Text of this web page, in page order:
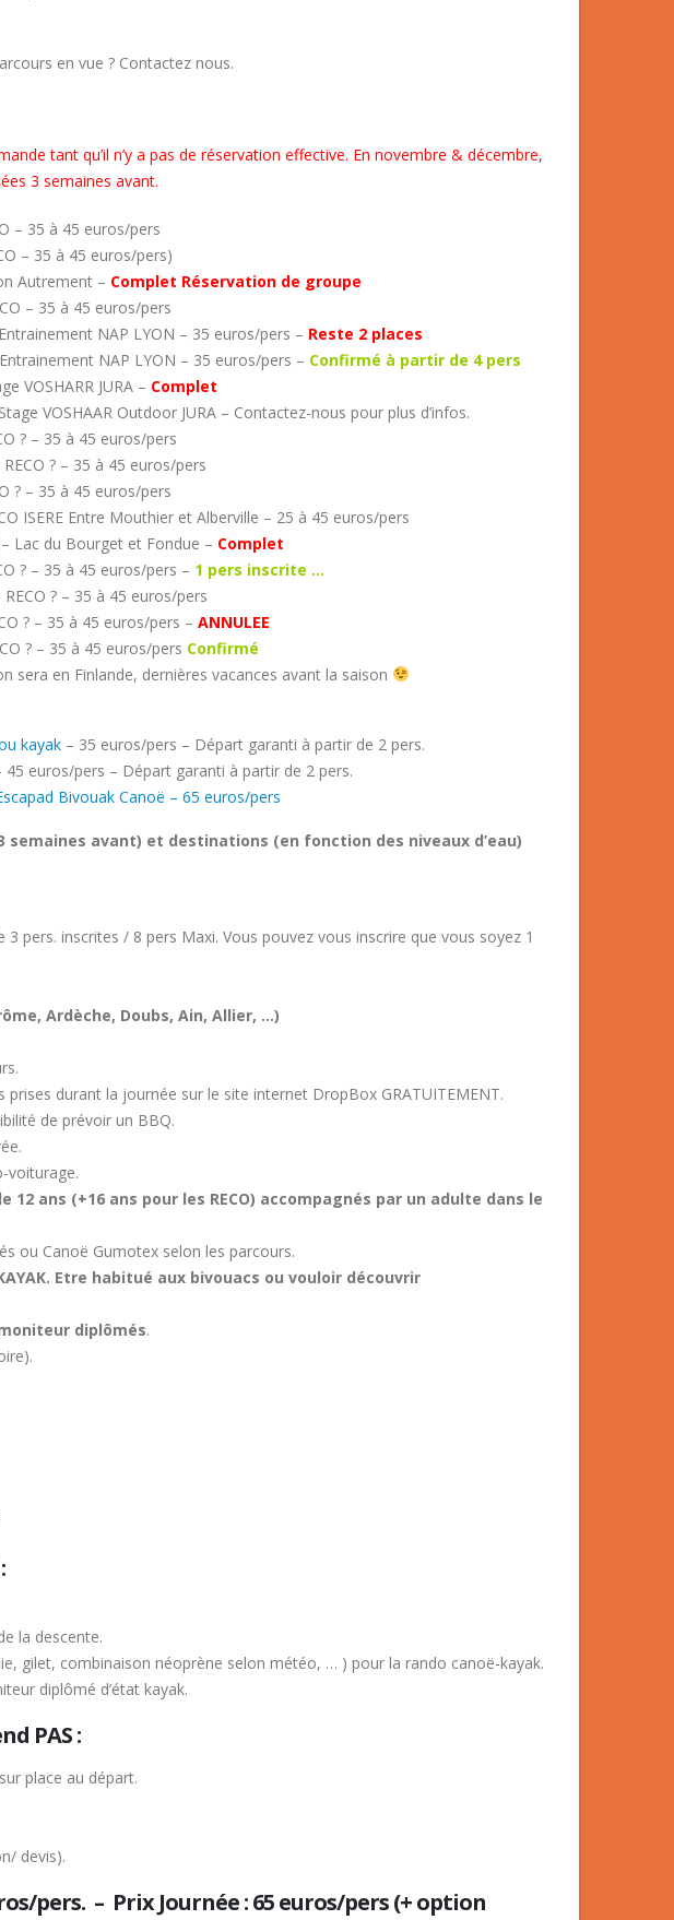
en vue ? Contactez nous.
tant qu’il n’y a pas de réservation effective. En novembre & décembre,
3 semaines avant.
– 35 à 45 euros/pers
– 35 à 45 euros/pers)
Autrement – Complet Réservation de groupe
– 35 à 45 euros/pers
NAP LYON – 35 euros/pers – Reste 2 places
NAP LYON – 35 euros/pers – Confirmé à partir de 4 pers
VOSHARR JURA – Complet
VOSHAAR Outdoor JURA – Contactez-nous pour plus d’infos.
? – 35 à 45 euros/pers
RECO ? – 35 à 45 euros/pers
? – 35 à 45 euros/pers
ISERE Entre Mouthier et Alberville – 25 à 45 euros/pers
– Lac du Bourget et Fondue – Complet
? – 35 à 45 euros/pers – 1 pers inscrite …
RECO ? – 35 à 45 euros/pers
? – 35 à 45 euros/pers – ANNULEE
? – 35 à 45 euros/pers Confirmé
sera en Finlande, dernières vacances avant la saison
kayak – 35 euros/pers – Départ garanti à partir de 2 pers.
45 euros/pers – Départ garanti à partir de 2 pers.
Bivouak Canoë – 65 euros/pers
semaines avant) et destinations (en fonction des niveaux d’eau)
pers. inscrites / 8 pers Maxi. Vous pouvez vous inscrire que vous soyez 1
Ardèche, Doubs, Ain, Allier, …)
durant la journée sur le site internet DropBox GRATUITEMENT.
de prévoir un BBQ.
voiturage.
ans (+16 ans pour les RECO) accompagnés par un adulte dans le
ou Canoë Gumotex selon les parcours.
KAYAK. Etre habitué aux bivouacs ou vouloir découvrir
diplômés.
la descente.
gilet, combinaison néoprène selon météo, … ) pour la rando canoë-kayak.
diplômé d’état kayak.
PAS :
place au départ.
devis).
pers. – Prix Journée : 65 euros/pers (+ option